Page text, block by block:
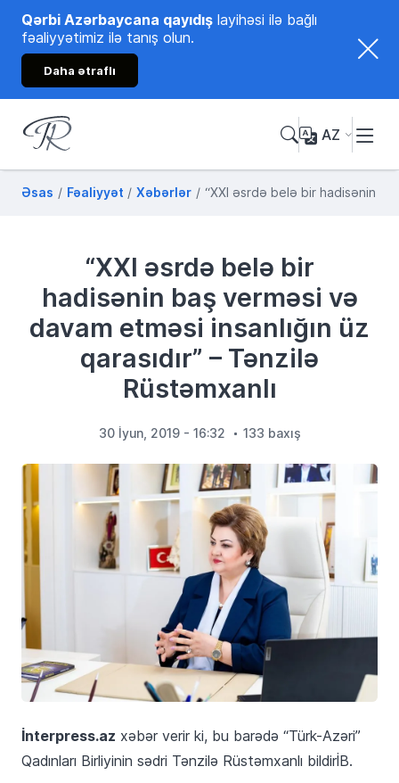
Qərbi Azərbaycana qayıdış layihəsi ilə bağlı
fəaliyyətimiz ilə tanış olun.
Daha ətraflı
Tənzilə Rüstəmxanlı
AZ
Əsas Fəaliyyət Xəbərlər “XXI əsrdə belə bir hadisənin
“XXI əsrdə belə bir
hadisənin baş verməsi və
davam etməsi insanlığın üz
qarasıdır” – Tənzilə
Rüstəmxanlı
30 İyun, 2019 - 16:32 133 baxış
İnterpress.az xəbər verir ki, bu barədə “Türk-Azəri”
Qadınları Birliyinin sədri Tənzilə Rüstəmxanlı bildirİB.